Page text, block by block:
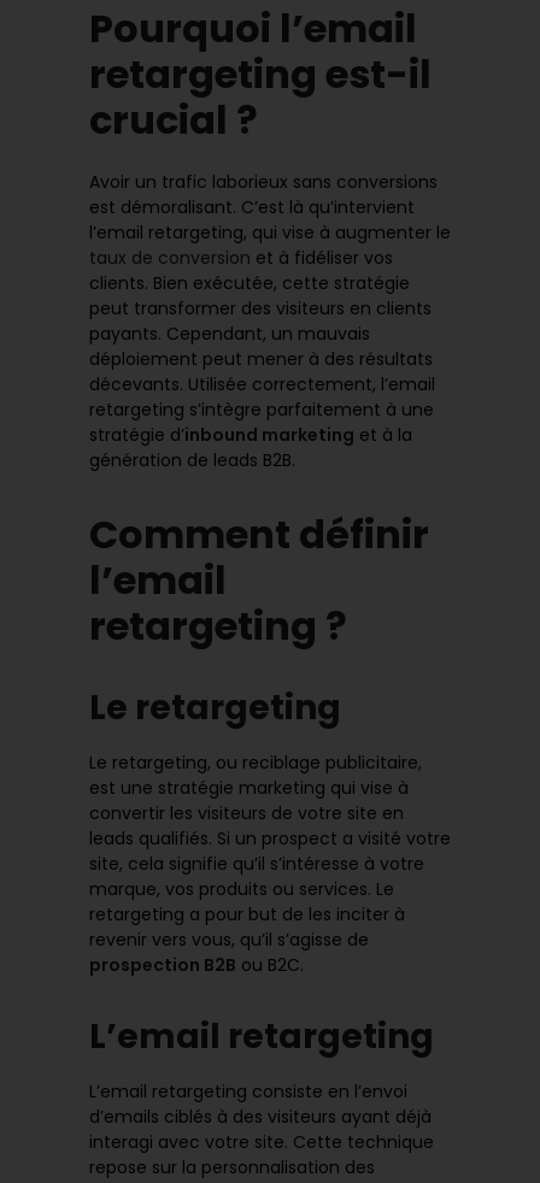
Pourquoi l’email
retargeting est-il
crucial ?
Avoir un trafic laborieux sans conversions
est démoralisant. C’est là qu’intervient
l’email retargeting, qui vise à augmenter le
taux de conversion et à fidéliser vos
clients. Bien exécutée, cette stratégie
peut transformer des visiteurs en clients
payants. Cependant, un mauvais
déploiement peut mener à des résultats
décevants. Utilisée correctement, l’email
retargeting s’intègre parfaitement à une
stratégie d’inbound marketing et à la
génération de leads B2B.
Comment définir
l’email
retargeting ?
Le retargeting
Le retargeting, ou reciblage publicitaire,
est une stratégie marketing qui vise à
convertir les visiteurs de votre site en
leads qualifiés. Si un prospect a visité votre
site, cela signifie qu’il s’intéresse à votre
marque, vos produits ou services. Le
retargeting a pour but de les inciter à
revenir vers vous, qu’il s’agisse de
prospection B2B ou B2C.
L’email retargeting
L’email retargeting consiste en l’envoi
d’emails ciblés à des visiteurs ayant déjà
interagi avec votre site. Cette technique
repose sur la personnalisation des